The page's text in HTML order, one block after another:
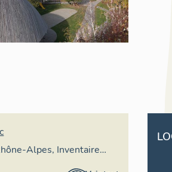
Alpes, Inventaire
patrimoine culturel